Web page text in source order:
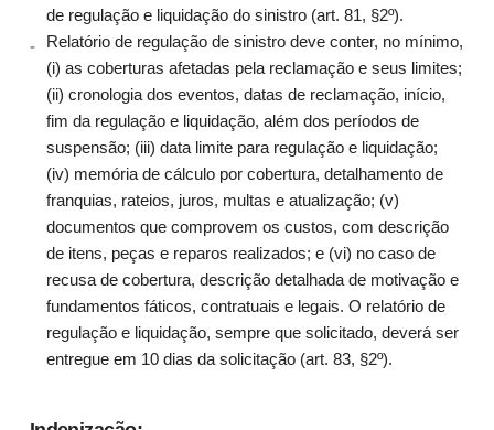
de regulação e liquidação do sinistro (art. 81, §2º).
Relatório de regulação de sinistro deve conter, no mínimo,
(i) as coberturas afetadas pela reclamação e seus limites;
(ii) cronologia dos eventos, datas de reclamação, início,
fim da regulação e liquidação, além dos períodos de
suspensão; (iii) data limite para regulação e liquidação;
(iv) memória de cálculo por cobertura, detalhamento de
franquias, rateios, juros, multas e atualização; (v)
documentos que comprovem os custos, com descrição
de itens, peças e reparos realizados; e (vi) no caso de
recusa de cobertura, descrição detalhada de motivação e
fundamentos fáticos, contratuais e legais. O relatório de
regulação e liquidação, sempre que solicitado, deverá ser
entregue em 10 dias da solicitação (art. 83, §2º).